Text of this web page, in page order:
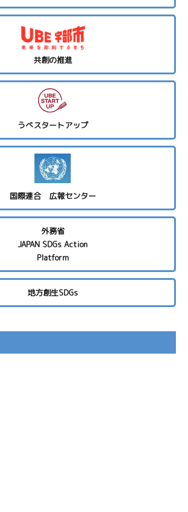
共創の推進
うべスタートアップ
国際連合 広報センター
外務省
JAPAN SDGs Action
Platform
地方創生SDGs